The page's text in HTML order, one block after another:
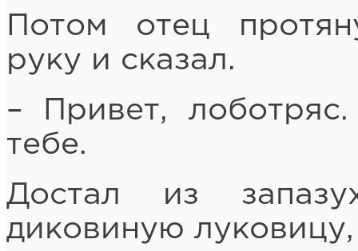
Потом отец
руку и сказал.
– Привет,
тебе.
Достал из
диковиную